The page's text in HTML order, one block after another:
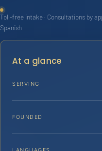
Toll-free intake · Consultations by
Spanish
At a glance
SERVING
FOUNDED